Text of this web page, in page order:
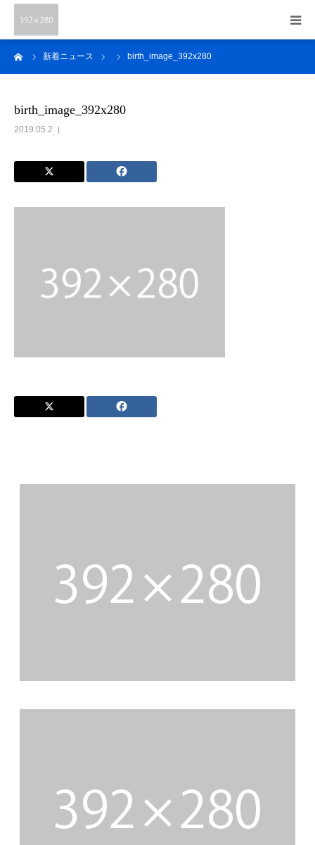
新着ニュース birth_image_392x280
birth_image_392x280
2019.05.2
トップ
会社紹介